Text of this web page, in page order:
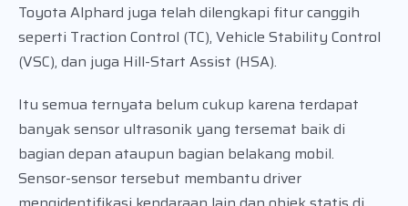
Toyota Alphard juga telah dilengkapi fitur canggih
seperti Traction Control (TC), Vehicle Stability Control
(VSC), dan juga Hill-Start Assist (HSA).
Itu semua ternyata belum cukup karena terdapat
banyak sensor ultrasonik yang tersemat baik di
bagian depan ataupun bagian belakang mobil.
Sensor-sensor tersebut membantu driver